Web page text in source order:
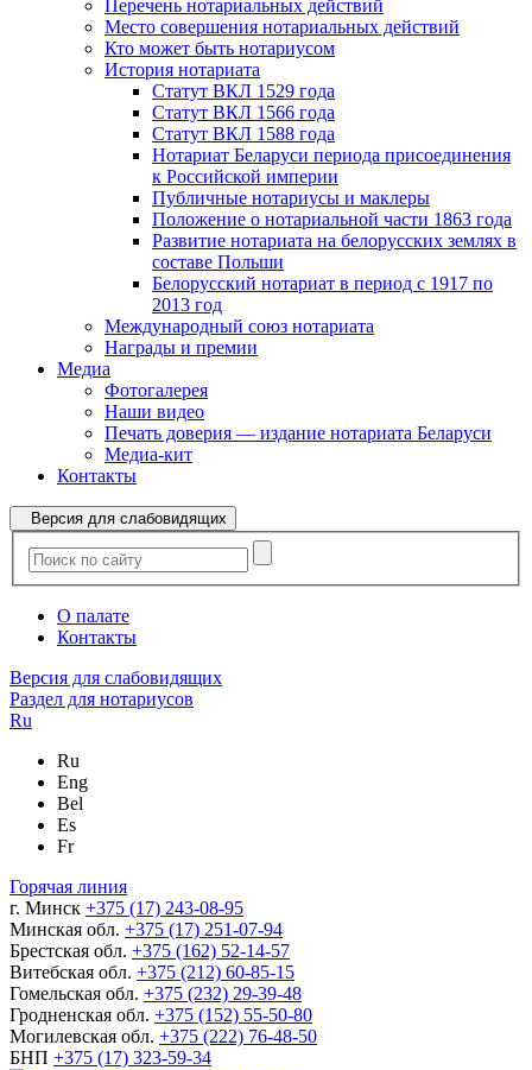
Перечень нотариальных действий
Место совершения нотариальных действий
Кто может быть нотариусом
История нотариата
Статут ВКЛ 1529 года
Статут ВКЛ 1566 года
Статут ВКЛ 1588 года
Нотариат Беларуси периода присоединения
к Российской империи
Публичные нотариусы и маклеры
Положение о нотариальной части 1863 года
Развитие нотариата на белорусских землях в
составе Польши
Белорусский нотариат в период с 1917 по
2013 год
Международный союз нотариата
Награды и премии
Медиа
Фотогалерея
Наши видео
Печать доверия — издание нотариата Беларуси
Медиа-кит
Контакты
Версия для слабовидящих
О палате
Контакты
Версия для слабовидящих
Раздел для нотариусов
Ru
Ru
Eng
Bel
Es
Fr
Горячая линия
г. Минск +375 (17) 243-08-95
Минская обл. +375 (17) 251-07-94
Брестская обл. +375 (162) 52-14-57
Витебская обл. +375 (212) 60-85-15
Гомельская обл. +375 (232) 29-39-48
Гродненская обл. +375 (152) 55-50-80
Могилевская обл. +375 (222) 76-48-50
БНП +375 (17) 323-59-34